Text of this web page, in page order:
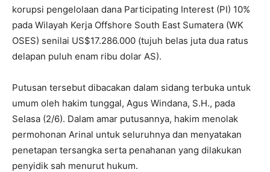
korupsi pengelolaan dana Participating Interest (PI) 10%
pada Wilayah Kerja Offshore South East Sumatera (WK
OSES) senilai US$17.286.000 (tujuh belas juta dua ratus
delapan puluh enam ribu dolar AS).
Putusan tersebut dibacakan dalam sidang terbuka untuk
umum oleh hakim tunggal, Agus Windana, S.H., pada
Selasa (2/6). Dalam amar putusannya, hakim menolak
permohonan Arinal untuk seluruhnya dan menyatakan
penetapan tersangka serta penahanan yang dilakukan
penyidik sah menurut hukum.